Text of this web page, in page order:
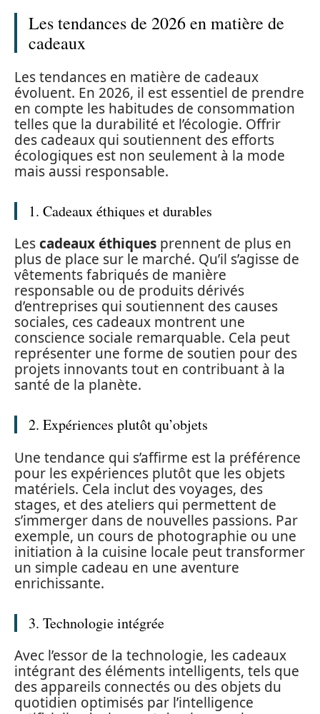
Les tendances de 2026 en matière de
cadeaux
Les tendances en matière de cadeaux
évoluent. En 2026, il est essentiel de prendre
en compte les habitudes de consommation
telles que la durabilité et l’écologie. Offrir
des cadeaux qui soutiennent des efforts
écologiques est non seulement à la mode
mais aussi responsable.
1. Cadeaux éthiques et durables
Lescadeaux éthiques prennent de plus en
plus de place sur le marché. Qu’il s’agisse de
vêtements fabriqués de manière
responsable ou de produits dérivés
d’entreprises qui soutiennent des causes
sociales, ces cadeaux montrent une
conscience sociale remarquable. Cela peut
représenter une forme de soutien pour des
projets innovants tout en contribuant à la
santé de la planète.
2. Expériences plutôt qu’objets
Une tendance qui s’affirme est la préférence
pour les expériences plutôt que les objets
matériels. Cela inclut des voyages, des
stages, et des ateliers qui permettent de
s’immerger dans de nouvelles passions. Par
exemple, un cours de photographie ou une
initiation à la cuisine locale peut transformer
un simple cadeau en une aventure
enrichissante.
3. Technologie intégrée
Avec l’essor de la technologie, les cadeaux
intégrant des éléments intelligents, tels que
des appareils connectés ou des objets du
quotidien optimisés par l’intelligence